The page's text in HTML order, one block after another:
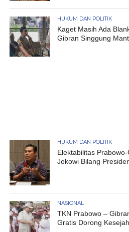
HUKUM DAN POLITIK
Kaget Masih Ada
Gibran Singgung
HUKUM DAN POLITIK
Elektabilitas
Jokowi Bilang
NASIONAL
TKN Prabowo –
Gratis Dorong